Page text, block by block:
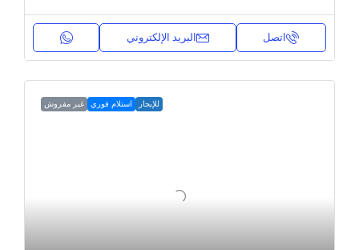
اتصل البريد الإلكتروني
للإيجار استلام فوري غير مفروش